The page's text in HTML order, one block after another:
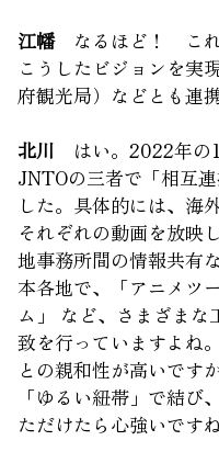
江幡なるほど！ これ
こうしたビジョンを実
府観光局）などとも連
北川 はい。2022年の
JNTOの三者で「相互
した。具体的には、海
それぞれの動画を放映
地事務所間の情報共有
本各地で、「アニメツ
ム」 など、さまざま
致を行っていますよね
との親和性が高いです
「ゆるい紐帯」で結び
ただけたら心強いですね